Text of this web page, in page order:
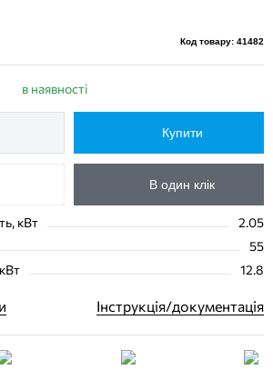
Код товару: 41482
в наявності
Купити
В один клік
кВт
2.05
55
12.8
Інструкція/документація